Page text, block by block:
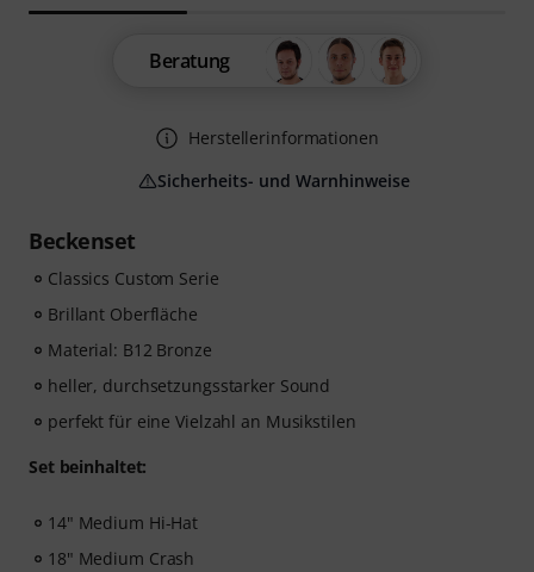
Beckenset
Classics Custom Serie
Brillant Oberfläche
Material: B12 Bronze
heller, durchsetzungsstarker Sound
perfekt für eine Vielzahl an Musikstilen
Set beinhaltet:
14" Medium Hi-Hat
18" Medium Crash
Beratung
Herstellerinformationen
Sicherheits- und Warnhinweise